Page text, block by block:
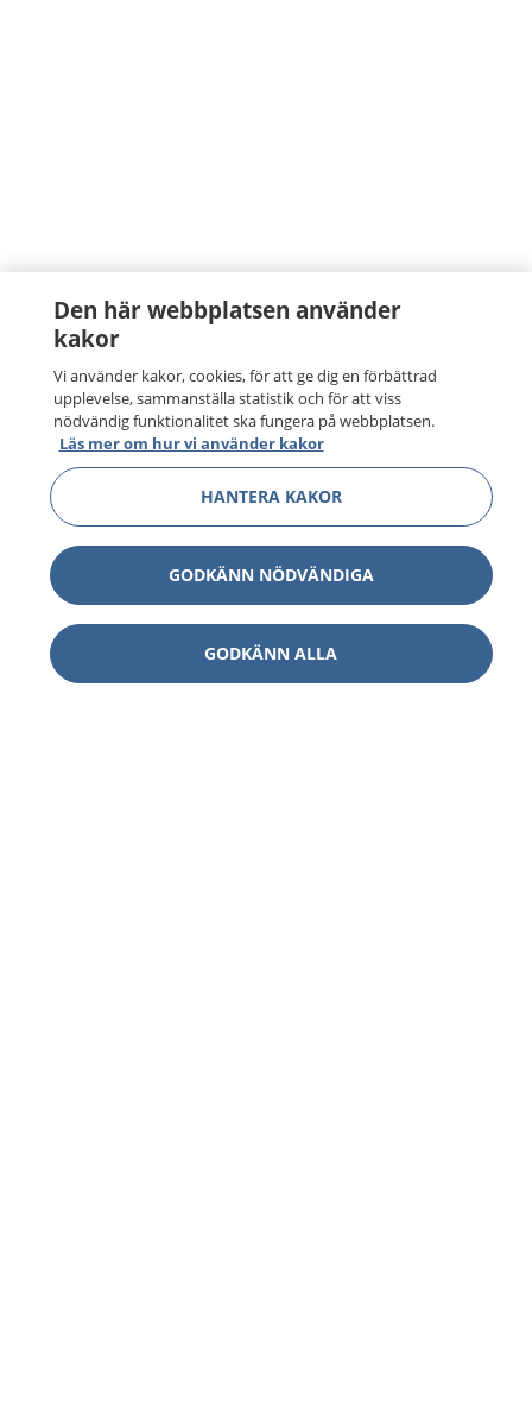
Den här webbplatsen använder
kakor
Vi använder kakor, cookies, för att ge dig en förbättrad
upplevelse, sammanställa statistik och för att viss
nödvändig funktionalitet ska fungera på webbplatsen.
Läs mer om hur vi använder kakor
HANTERA KAKOR
GODKÄNN NÖDVÄNDIGA
GODKÄNN ALLA